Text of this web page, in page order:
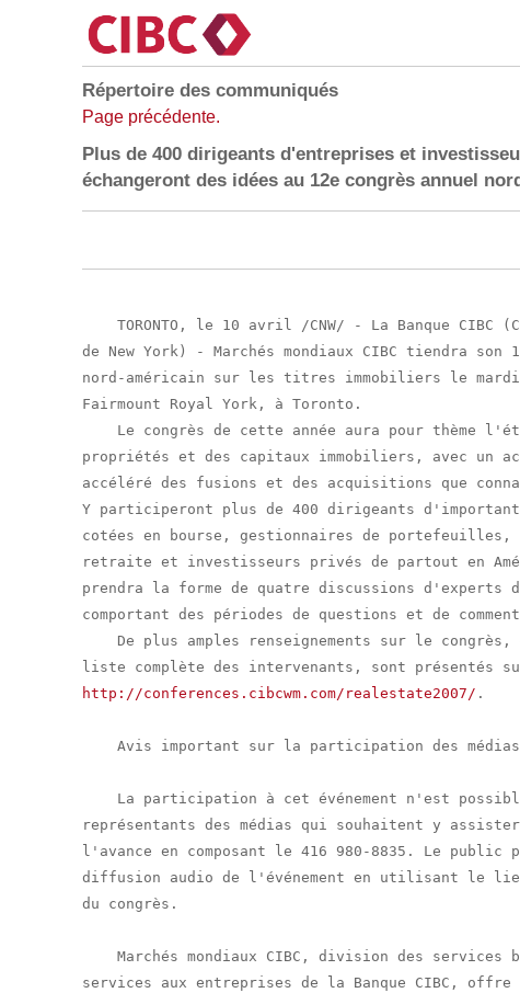
Répertoire des communiqués
Page précédente.
Plus de 400 dirigeants d'entreprises et
échangeront des idées au 12e congrès annuel
TORONTO, le 10 avril /CNW/ - La Banque CIBC
de New York) - Marchés mondiaux CIBC tiendra son
nord-américain sur les titres immobiliers le
Fairmount Royal York, à Toronto.
Le congrès de cette année aura pour thème
propriétés et des capitaux immobiliers, avec un
accéléré des fusions et des acquisitions que
Y participeront plus de 400 dirigeants
cotées en bourse, gestionnaires de portefeuilles,
retraite et investisseurs privés de partout en
prendra la forme de quatre discussions d'experts
comportant des périodes de questions et de
De plus amples renseignements sur le congrès,
http://conferences.cibcwm.com/realestate2007/ .
Avis important sur la participation des médias
La participation à cet événement n'est
représentants des médias qui souhaitent y
l'avance en composant le 416 980-8835. Le public
diffusion audio de l'événement en utilisant le
du congrès.
Marchés mondiaux CIBC, division des services
services aux entreprises de la Banque CIBC, offre